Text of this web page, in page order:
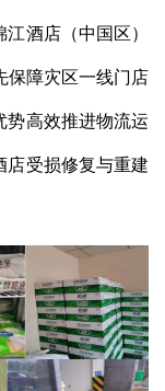
酒店（中国区）
保障灾区一线门店
势高效推进物流运
店受损修复与重建